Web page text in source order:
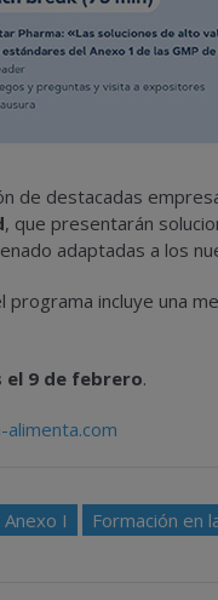
de destacadas
, que presentarán
adaptadas a los
programa incluye una
el 9 de febrero.
alimenta.com
Anexo I Formación en